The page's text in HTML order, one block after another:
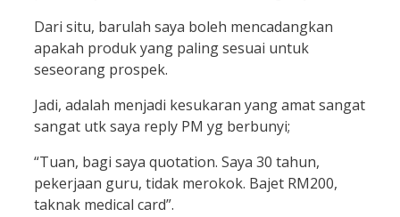
Dari situ, barulah saya boleh mencadangkan
apakah produk yang paling sesuai untuk
seseorang prospek.
Jadi, adalah menjadi kesukaran yang amat sangat
sangat utk saya reply PM yg berbunyi;
“Tuan, bagi saya quotation. Saya 30 tahun,
pekerjaan guru, tidak merokok. Bajet RM200,
taknak medical card”.